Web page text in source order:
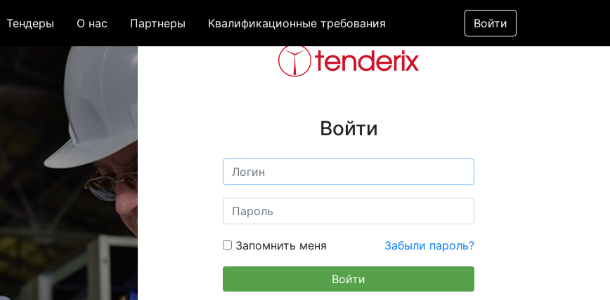
Тендеры О нас Партнеры Квалификационные требования Войти
Войти
Запомнить меня Забыли пароль?